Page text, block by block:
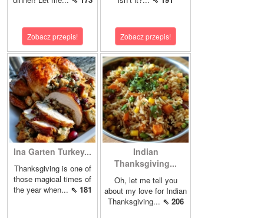
Zobacz przepis! Zobacz przepis!
Ina Garten Turkey...
Thanksgiving is one of
those magical times of
the year when... ⇖ 181
Indian
Thanksgiving...
Oh, let me tell you
about my love for Indian
Thanksgiving... ⇖ 206